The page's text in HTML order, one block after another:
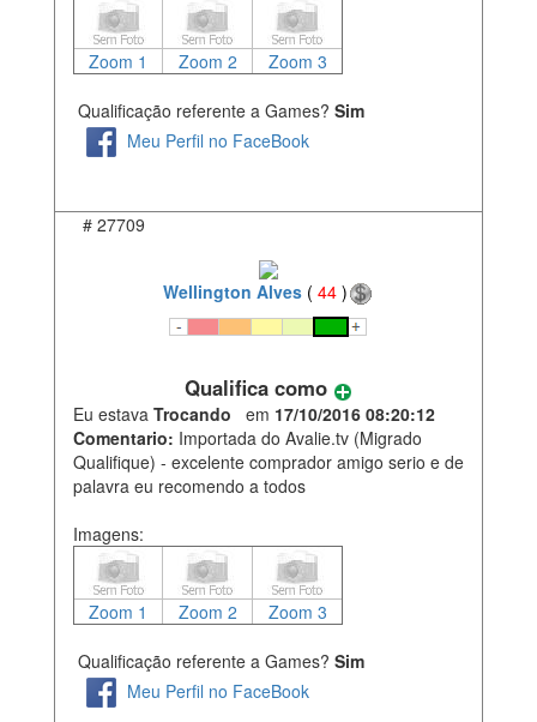
Zoom 1 Zoom 2 Zoom 3
Qualificação referente a Games? Sim
Meu Perfil no FaceBook
# 27709
Wellington Alves ( 44 )
Qualifica como
Eu estava Trocando em 17/10/2016 08:20:12
Comentario: Importada do Avalie.tv (Migrado
Qualifique) - excelente comprador amigo serio e de
palavra eu recomendo a todos
Imagens:
Zoom 1 Zoom 2 Zoom 3
Qualificação referente a Games? Sim
Meu Perfil no FaceBook